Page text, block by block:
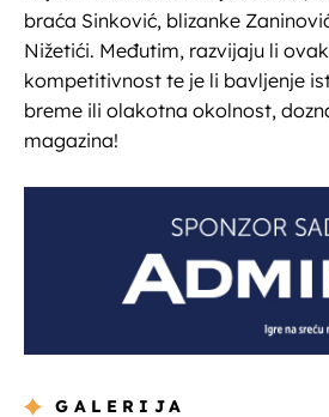
braća Sinković, blizanke
Nižetići. Međutim, razvijaju li
kompetitivnost te je li bavljenje
breme ili olakotna okolnost,
magazina!
GALERIJA